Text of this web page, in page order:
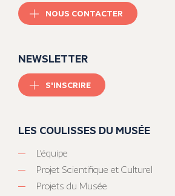
NOUS CONTACTER
NEWSLETTER
S'INSCRIRE
LES COULISSES DU MUSÉE
L’équipe
Projet Scientifique et Culturel
Projets du Musée